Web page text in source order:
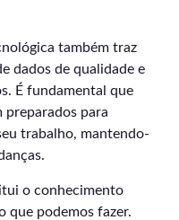
também traz
dados de qualidade e
É fundamental que
preparados para
trabalho, mantendo-
o conhecimento
que podemos fazer.